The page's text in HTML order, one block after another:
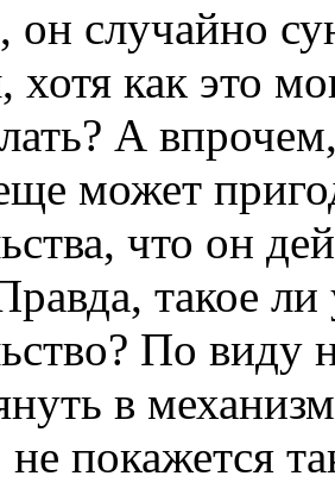
он случайно
хотя как это
А
может
что он
такое
По виду
в
не покажется